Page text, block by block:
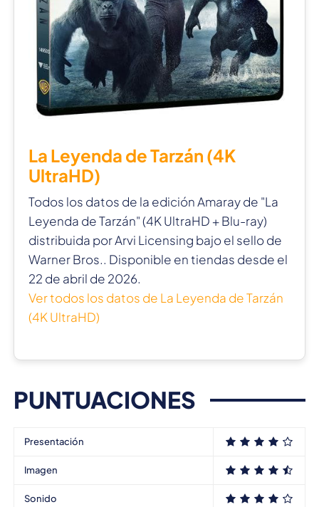
La Leyenda de Tarzán (4K
UltraHD)
Todos los datos de la edición Amaray de "La
Leyenda de Tarzán" (4K UltraHD + Blu-ray)
distribuida por Arvi Licensing bajo el sello de
Warner Bros.. Disponible en tiendas desde el
22 de abril de 2026.
Ver todos los datos de La Leyenda de Tarzán
(4K UltraHD)
PUNTUACIONES
Presentación
Imagen
Sonido